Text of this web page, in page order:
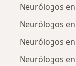
Neurólogos
Neurólogos
Neurólogos
Neurólogos